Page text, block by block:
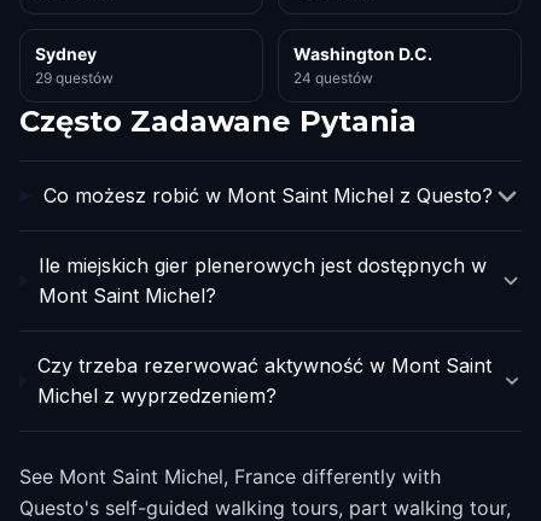
Sydney
29 questów
Washington D.C.
24 questów
Często Zadawane Pytania
Co możesz robić w Mont Saint Michel z Questo?
Ile miejskich gier plenerowych jest dostępnych w
Mont Saint Michel?
Czy trzeba rezerwować aktywność w Mont Saint
Michel z wyprzedzeniem?
See Mont Saint Michel, France differently with
Questo's self-guided walking tours, part walking tour,